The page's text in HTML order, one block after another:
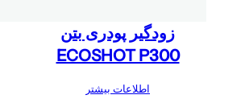
زودگیر پودری بتن
ECOSHOT P300
اطلاعات بیشتر